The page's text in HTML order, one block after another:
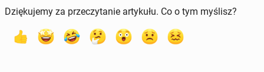
Dziękujemy za przeczytanie artykułu. Co o tym myślisz?